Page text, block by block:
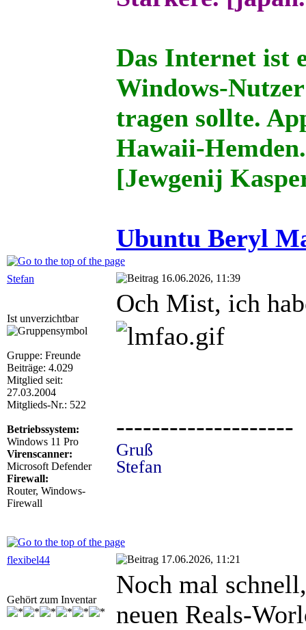
Das Internet ist
Windows-
tragen sollte.
Hawaii-
[Jewgenij
Ubuntu Beryl
Stefan 16.06.2026, 11:39
Ist unverzichtbar
Gruppe: Freunde
Beiträge: 4.029
Mitglied seit:
27.03.2004
Mitglieds-Nr.: 522
Betriebssystem:
Windows 11 Pro
Virenscanner:
Microsoft Defender
Firewall:
Router, Windows-
Firewall
Och Mist, ich
--------------------
Gruß
Stefan
flexibel44 17.06.2026, 11:21
Gehört zum Inventar
Noch mal
neuen Reals-